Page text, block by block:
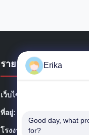
รายละเอียดการติดต่อ
เว็บไซต์:
ที่อยู่:
โรงงาน:
Erika
Good day, what
for?